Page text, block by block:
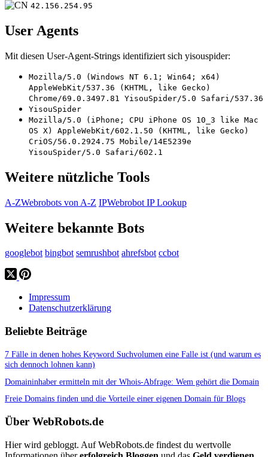
42.156.254.95
User Agents
Mit diesen User-Agent-Strings identifiziert sich yisouspider:
Mozilla/5.0 (Windows NT 6.1; Win64; x64)
AppleWebKit/537.36 (KHTML, like Gecko)
Chrome/69.0.3497.81 YisouSpider/5.0 Safari/537.36
YisouSpider
Mozilla/5.0 (iPhone; CPU iPhone OS 10_3 like Mac
OS X) AppleWebKit/602.1.50 (KHTML, like Gecko)
CriOS/56.0.2924.75 Mobile/14E5239e
YisouSpider/5.0 Safari/602.1
Weitere nützliche Tools
A-ZWebrobots von A-Z IPWebrobot IP Lookup
Weitere bekannte Bots
googlebot bingbot semrushbot ahrefsbot ccbot
Impressum
Datenschutzerklärung
Beliebte Beiträge
7 Fälle in denen hohes Keyword Suchvolumen eine Falle ist (und warum es
sich dennoch lohnen kann)
Domaininhaber ermitteln mit der Whois-Abfrage: Wem gehört die Domain
Freie Domains finden und die Vorteile einer eigenen Domain für Blogs
Über WebRobots.de
Hier wird gebloggt. Auf WebRobots.de findest du wertvolle